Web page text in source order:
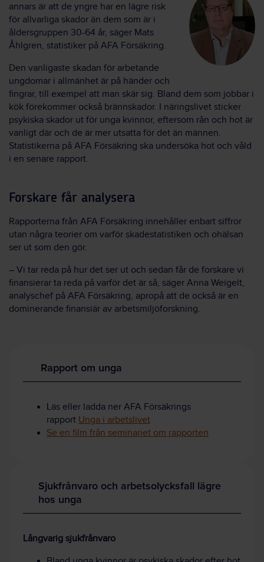
annars är att de yngre har en lägre risk
för allvarliga skador än dem som är i
åldersgruppen 30-64 år, säger Mats
Åhlgren, statistiker på AFA Försäkring.
Den vanligaste skadan för arbetande
ungdomar i allmänhet är på händer och
fingrar, till exempel att man skär sig. Bland dem som jobbar i
kök förekommer också brännskador. I näringslivet sticker
psykiska skador ut för unga kvinnor, eftersom rån och hot är
vanligt där och de är mer utsatta för det än männen.
Statistikerna på AFA Försäkring ska undersöka hot och våld
i en senare rapport.
Forskare får analysera
Rapporterna från AFA Försäkring innehåller enbart siffror
utan några teorier om varför skadestatistiken och ohälsan
ser ut som den gör.
– Vi tar reda på hur det ser ut och sedan får de forskare vi
finansierar ta reda på varför det är så, säger Anna Weigelt,
analyschef på AFA Försäkring, apropå att de också är en
dominerande finansiär av arbetsmiljöforskning.
Rapport om unga
Läs eller ladda ner AFA Försäkrings
rapport Unga i arbetslivet
Se en film från seminariet om rapporten
Sjukfrånvaro och arbetsolycksfall lägre
hos unga
Långvarig sjukfrånvaro